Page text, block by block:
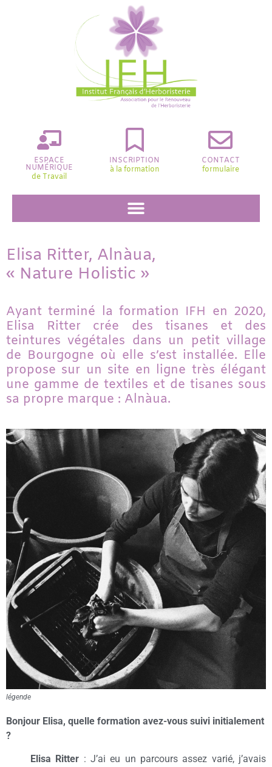
ESPACE
NUMÉRIQUE
de Travail
INSCRIPTION
à la formation
CONTACT
formulaire
Elisa Ritter, Alnàua,
« Nature Holistic »
Ayant terminé la formation IFH en 2020,
Elisa Ritter crée des tisanes et des
teintures végétales dans un petit village
de Bourgogne où elle s’est installée. Elle
propose sur un site en ligne très élégant
une gamme de textiles et de tisanes sous
sa propre marque : Alnàua.
légende
Bonjour Elisa, quelle formation avez-vous suivi initialement
?
Elisa Ritter : J’ai eu un parcours assez varié, j’avais